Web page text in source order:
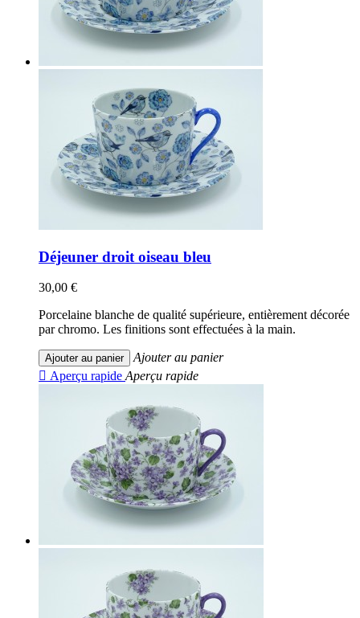
Déjeuner droit oiseau bleu
30,00 €
Porcelaine blanche de qualité supérieure, entièrement décorée
par chromo. Les finitions sont effectuées à la main.
Ajouter au panier
Ajouter au panier
 Aperçu rapide Aperçu rapide